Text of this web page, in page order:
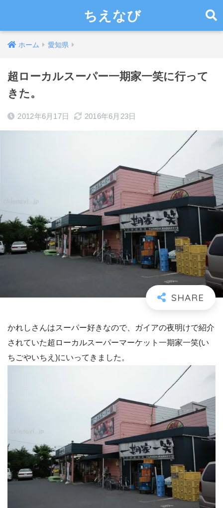
ちえなび
ホーム 愛知県
超ローカルスーパー一期家一笑に行って
きた。
2012年6月17日 2016年6月23日
かれしさんはスーパー好きなので、ガイアの夜明けで紹介
されていた超ローカルスーパーマーケット一期家一笑(い
ちごやいちえ)にいってきました。